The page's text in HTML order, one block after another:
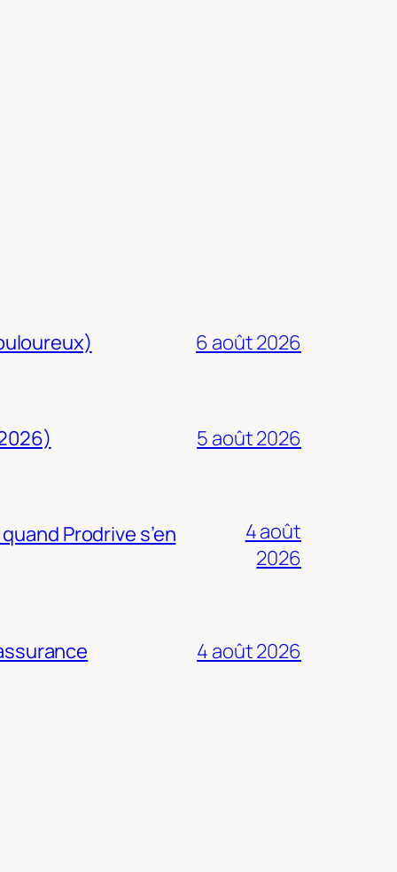
6 août 2026
5 août 2026
Prodrive s’en
4 août
2026
4 août 2026